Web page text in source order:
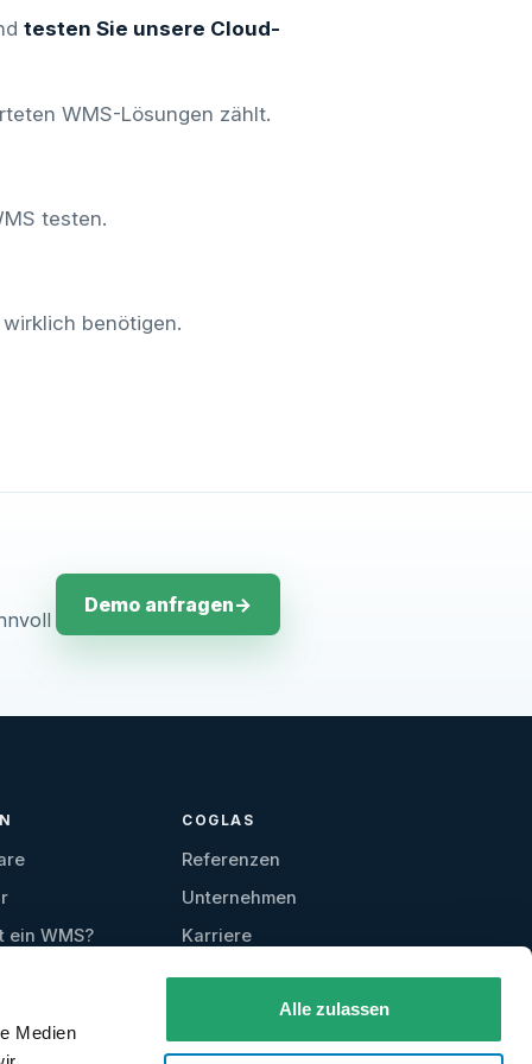
Medien
Alle zulassen
testen Sie unsere Cloud-
WMS-Lösungen zählt.
testen.
benötigen.
Demo anfragen→
ein WMS?
COGLAS
Referenzen
Unternehmen
Karriere
Kontakt
Testzugang